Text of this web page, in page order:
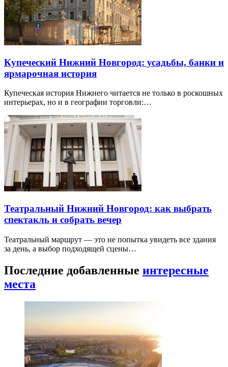
Купеческий Нижний Новгород: усадьбы, банки и
ярмарочная история
Купеческая история Нижнего читается не только в роскошных
интерьерах, но и в географии торговли:…
Театральный Нижний Новгород: как выбрать
спектакль и собрать вечер
Театральный маршрут — это не попытка увидеть все здания
за день, а выбор подходящей сцены…
Последние добавленные интересные
места